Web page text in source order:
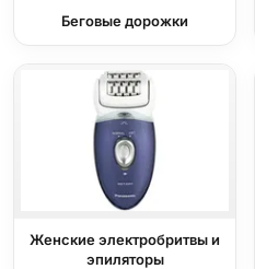
Беговые дорожки
Женские электробритвы и
эпиляторы